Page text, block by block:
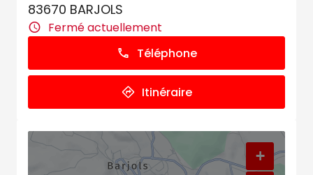
83670 BARJOLS
Fermé actuellement
Téléphone
Itinéraire
+